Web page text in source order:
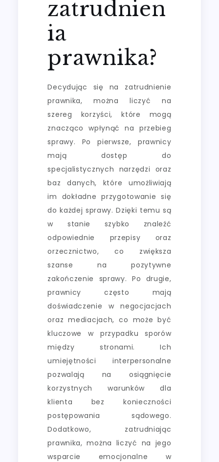
zatrudnien
ia
prawnika?
Decydując się na zatrudnienie
prawnika, można liczyć na
szereg korzyści, które mogą
znacząco wpłynąć na przebieg
sprawy. Po pierwsze, prawnicy
mają dostęp do
specjalistycznych narzędzi oraz
baz danych, które umożliwiają
im dokładne przygotowanie się
do każdej sprawy. Dzięki temu są
w stanie szybko znaleźć
odpowiednie przepisy oraz
orzecznictwo, co zwiększa
szanse na pozytywne
zakończenie sprawy. Po drugie,
prawnicy często mają
doświadczenie w negocjacjach
oraz mediacjach, co może być
kluczowe w przypadku sporów
między stronami. Ich
umiejętności interpersonalne
pozwalają na osiągnięcie
korzystnych warunków dla
klienta bez konieczności
postępowania sądowego.
Dodatkowo, zatrudniając
prawnika, można liczyć na jego
wsparcie emocjonalne w